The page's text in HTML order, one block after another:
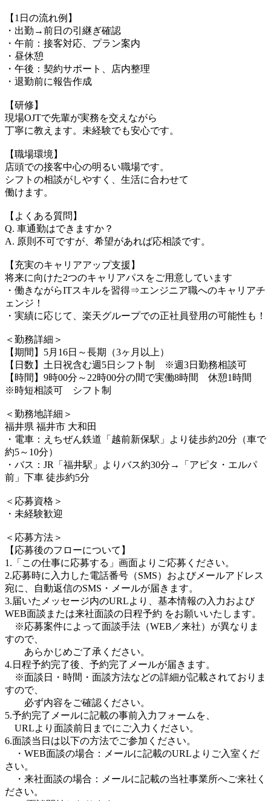
【1日の流れ例】
・出勤→前日の引継ぎ確認
・午前：接客対応、プラン案内
・昼休憩
・午後：契約サポート、店内整理
・退勤前に報告作成
【研修】
現場OJTで先輩が実務を交えながら
丁寧に教えます。未経験でも安心です。
【職場環境】
店頭での接客中心の明るい職場です。
シフトの相談がしやすく、生活に合わせて
働けます。
【よくある質問】
Q. 車通勤はできますか？
A. 原則不可ですが、希望があれば応相談です。
【充実のキャリアアップ支援】
将来に向けた2つのキャリアパスをご用意しています
・働きながらITスキルを習得⇒エンジニア職へのキャリアチ
ェンジ！
・実績に応じて、楽天グループでの正社員登用の可能性も！
＜勤務詳細＞
【期間】5月16日～長期（3ヶ月以上）
【日数】土日祝含む週5日シフト制 ※週3日勤務相談可
【時間】9時00分～22時00分の間で実働8時間 休憩1時間
※時短相談可 シフト制
＜勤務地詳細＞
福井県 福井市 大和田
・電車：えちぜん鉄道「越前新保駅」より徒歩約20分（車で
約5～10分）
・バス：JR「福井駅」よりバス約30分→「アピタ・エルパ
前」下車 徒歩約5分
＜応募資格＞
・未経験歓迎
＜応募方法＞
【応募後のフローについて】
1.「この仕事に応募する」画面よりご応募ください。
2.応募時に入力した電話番号（SMS）およびメールアドレス
宛に、自動返信のSMS・メールが届きます。
3.届いたメッセージ内のURLより、基本情報の入力および
WEB面談または来社面談の日程予約 をお願いいたします。
※応募案件によって面談手法（WEB／来社）が異なりま
すので、
あらかじめご了承ください。
4.日程予約完了後、予約完了メールが届きます。
※面談日・時間・面談方法などの詳細が記載されておりま
すので、
必ず内容をご確認ください。
5.予約完了メールに記載の事前入力フォームを、
URLより面談前日までにご入力ください。
6.面談当日は以下の方法でご参加ください。
・WEB面談の場合：メールに記載のURLよりご入室くだ
さい。
・来社面談の場合：メールに記載の当社事業所へご来社く
ださい。